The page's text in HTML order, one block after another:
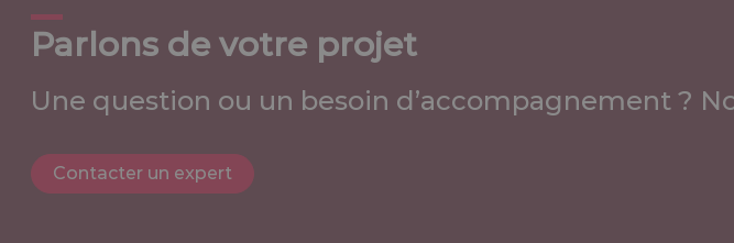
Parlons de votre projet
Une question ou un besoin d’accompagnement ?
Contacter un expert